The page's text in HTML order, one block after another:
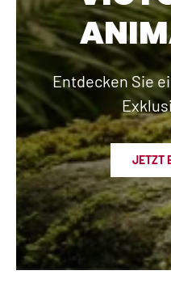
Entdecken Sie
JETZT